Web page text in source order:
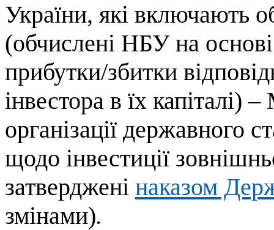
України, які включають
(обчислені НБУ на
прибутки/збитки
інвестора в їх капіталі)
організації державного
щодо інвестиції
затверджені наказом
змінами).